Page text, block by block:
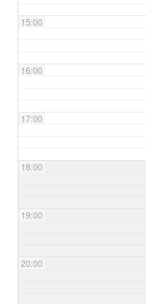
15:00
16:00
17:00
18:00
19:00
20:00